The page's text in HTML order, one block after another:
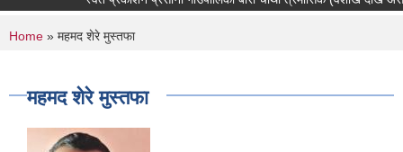
You are here
Home » महमद शेरे मुस्तफा
महमद शेरे मुस्तफा